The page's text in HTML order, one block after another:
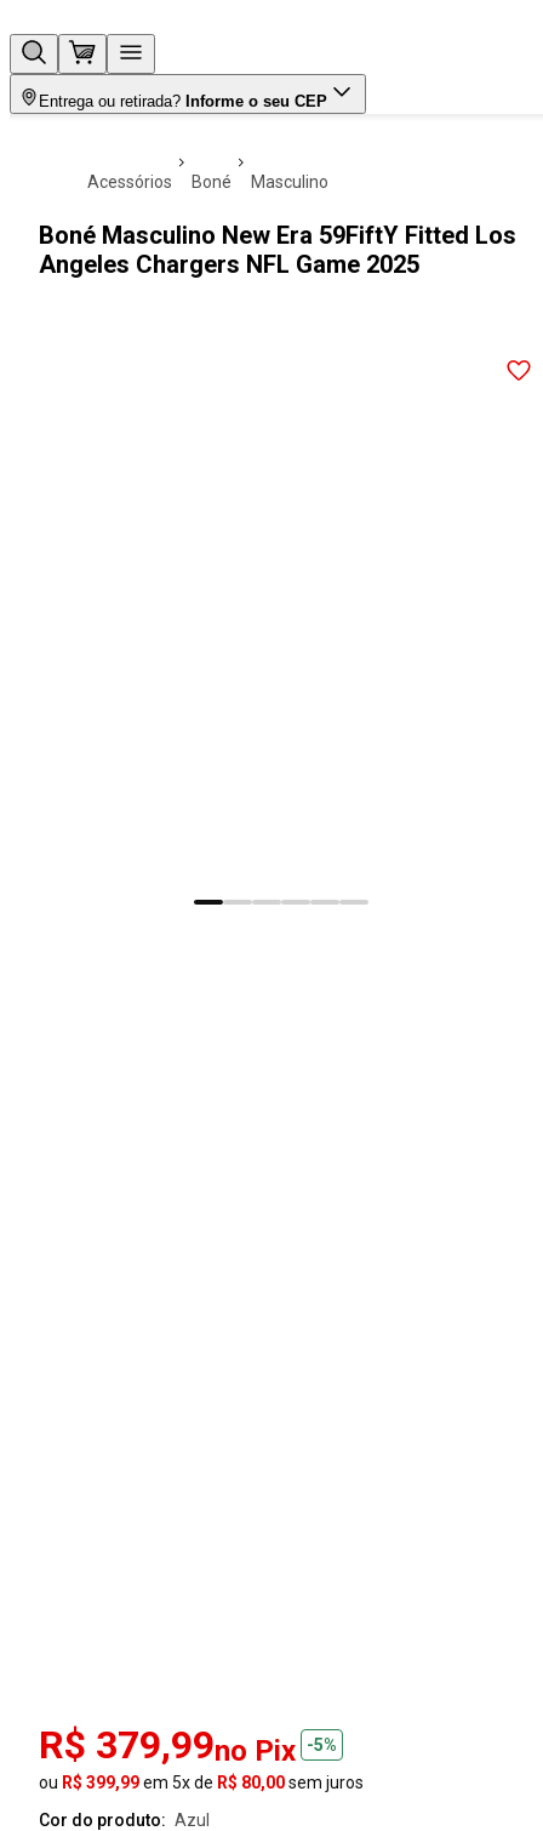
Entrega ou retirada? Informe o seu CEP
acessórios boné masculino
Boné Masculino New Era 59FiftY Fitted Los
Angeles Chargers NFL Game 2025
R$ 379,99no Pix
-5%
ou R$ 399,99em 5x de R$ 80,00sem juros
Cor do produto:
azul